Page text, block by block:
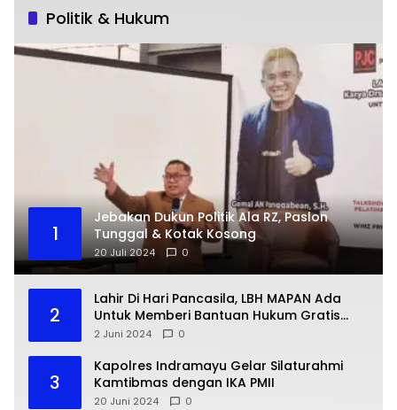
Politik & Hukum
1
Jebakan Dukun Politik Ala RZ, Paslon
Tunggal & Kotak Kosong
20 Juli 2024 0
2
Lahir Di Hari Pancasila, LBH MAPAN Ada
Untuk Memberi Bantuan Hukum Gratis
Bagi Masyarakat Kurang Mampu
2 Juni 2024 0
3
Kapolres Indramayu Gelar Silaturahmi
Kamtibmas dengan IKA PMII
20 Juni 2024 0